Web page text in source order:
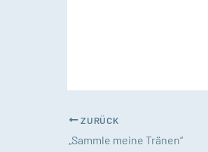
ZURÜCK
„Sammle meine Tränen“